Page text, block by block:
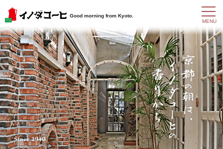
Good morning from Kyoto.
t
o
g
g
l
e
n
a
v
g
a
t
i
o
n
MENU